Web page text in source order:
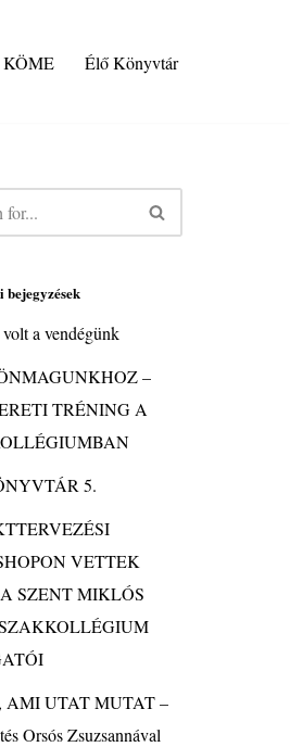
KÖME Élő Könyvtár
bejegyzések
a vendégünk
–
TRÉNING A
5.
VETTEK
SZENT MIKLÓS
AMI UTAT MUTAT –
Orsós Zsuzsannával